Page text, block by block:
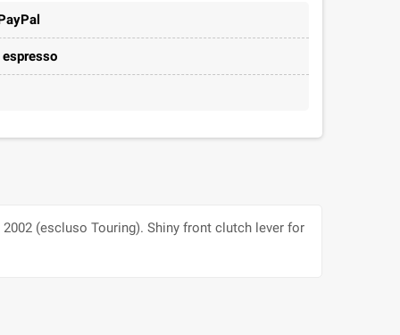
(escluso Touring). Shiny front clutch lever for